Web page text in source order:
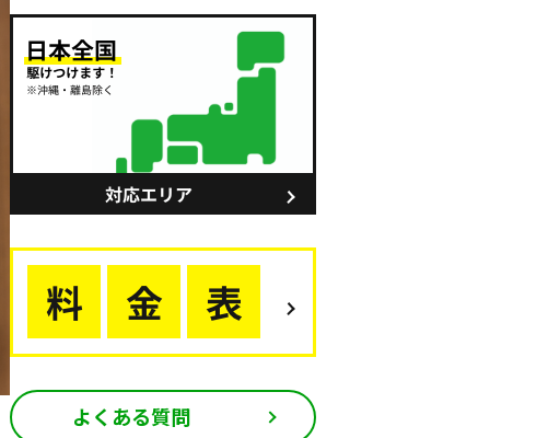
よくある質問